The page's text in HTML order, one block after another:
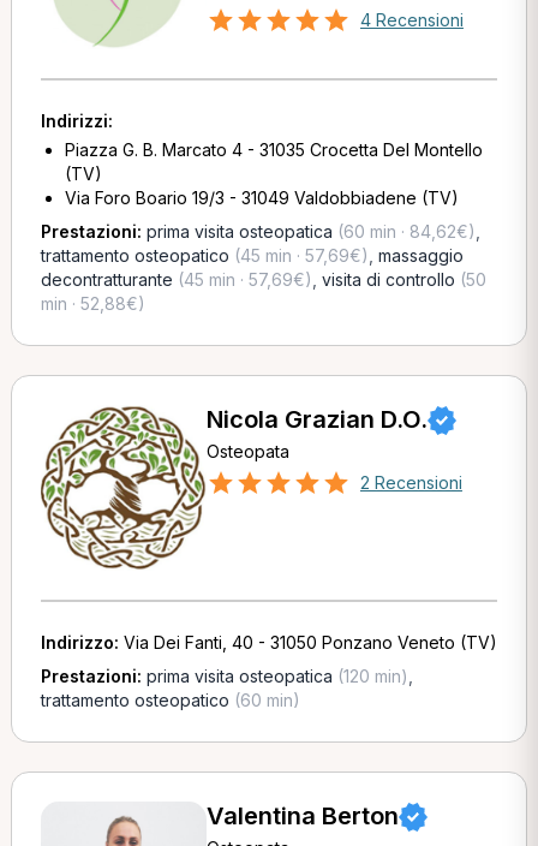
4 Recensioni
Indirizzi:
Piazza G. B. Marcato 4 - 31035 Crocetta Del Montello
(TV)
Via Foro Boario 19/3 - 31049 Valdobbiadene (TV)
Prestazioni: prima visita osteopatica (60 min · 84,62€)
trattamento osteopatico (45 min · 57,69€) massaggio
decontratturante (45 min · 57,69€) visita di controllo (50
min · 52,88€)
Nicola Grazian D.O.
Osteopata
2 Recensioni
Indirizzo: Via Dei Fanti, 40 - 31050 Ponzano Veneto (TV)
Prestazioni: prima visita osteopatica (120 min)
trattamento osteopatico (60 min)
Valentina Berton